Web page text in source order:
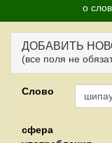
о
ДОБАВИТЬ
(все поля не
Слово
сфера